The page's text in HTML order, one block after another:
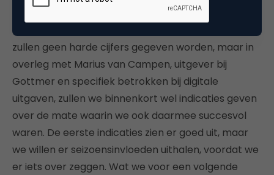
En de hamvraag is natuurlijk, wat het heeft
betekent voor de verkoop in de winkel? Daarover
zullen geen harde cijfers gegeven worden, maar in
overleg met Marius van Campen, uitgever bij
Gottmer en specifiek betrokken bij digitale
uitgaven, zullen we binnenkort wel indicaties geven
over de mate waarin we ook daarmee succesvol
waren. De eerste indicaties zien er goed uit, maar
we willen er seizoensinvloeden uithalen, voordat we
er iets over zeggen. Wat we voor een volgende